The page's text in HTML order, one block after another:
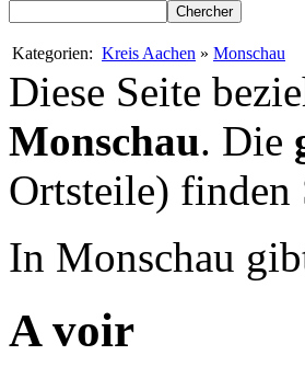
Kategorien: Kreis Aachen » Monschau
Diese Seite
Monschau. Die
Ortsteile) finden
In Monschau
A voir